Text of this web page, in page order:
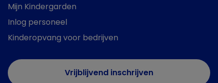
Mijn Kindergarden
Inlog personeel
Kinderopvang voor bedrijven
Vrijblijvend inschrijven